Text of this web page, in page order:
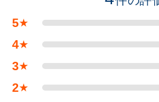
5★
4★
3★
2★